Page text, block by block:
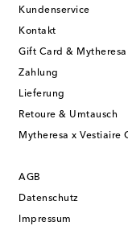
Kundenservice
Kontakt
Gift Card &
Zahlung
Lieferung
Retoure & Umtausch
Mytheresa x Vestiaire
AGB
Datenschutz
Impressum